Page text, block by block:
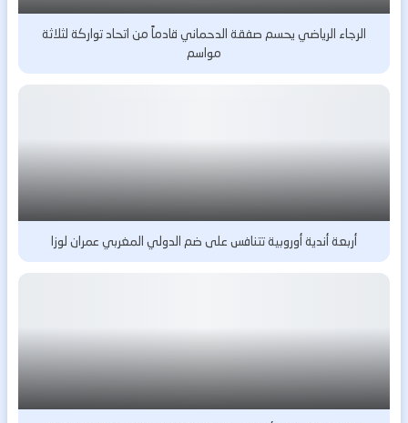
الرجاء الرياضي يحسم صفقة الدحماني قادماً من اتحاد تواركة لثلاثة
مواسم
أربعة أندية أوروبية تتنافس على ضم الدولي المغربي عمران لوزا